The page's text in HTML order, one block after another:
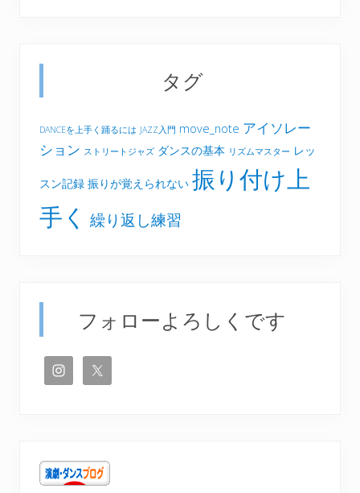
タグ
DANCEを上手く踊るには JAZZ入門 move_note アイソレー
ション ストリートジャズ ダンスの基本 リズムマスター レッ
スン記録 振りが覚えられない 振り付け上
手く 繰り返し練習
フォローよろしくです